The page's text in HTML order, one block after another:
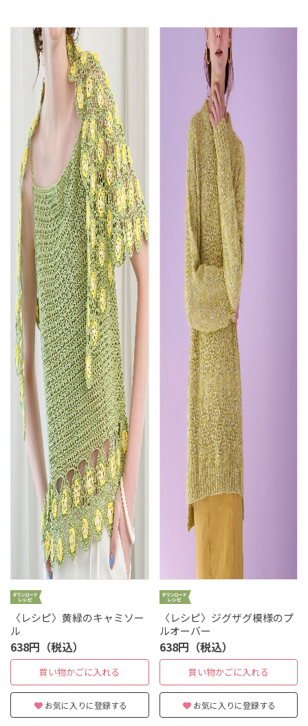
〈レシピ〉黄緑のキャミソー
ル
638円（税込）
買い物かごに入れる
お気に入りに登録する
〈レシピ〉ジグザグ模様のプ
ルオーバー
638円（税込）
買い物かごに入れる
お気に入りに登録する